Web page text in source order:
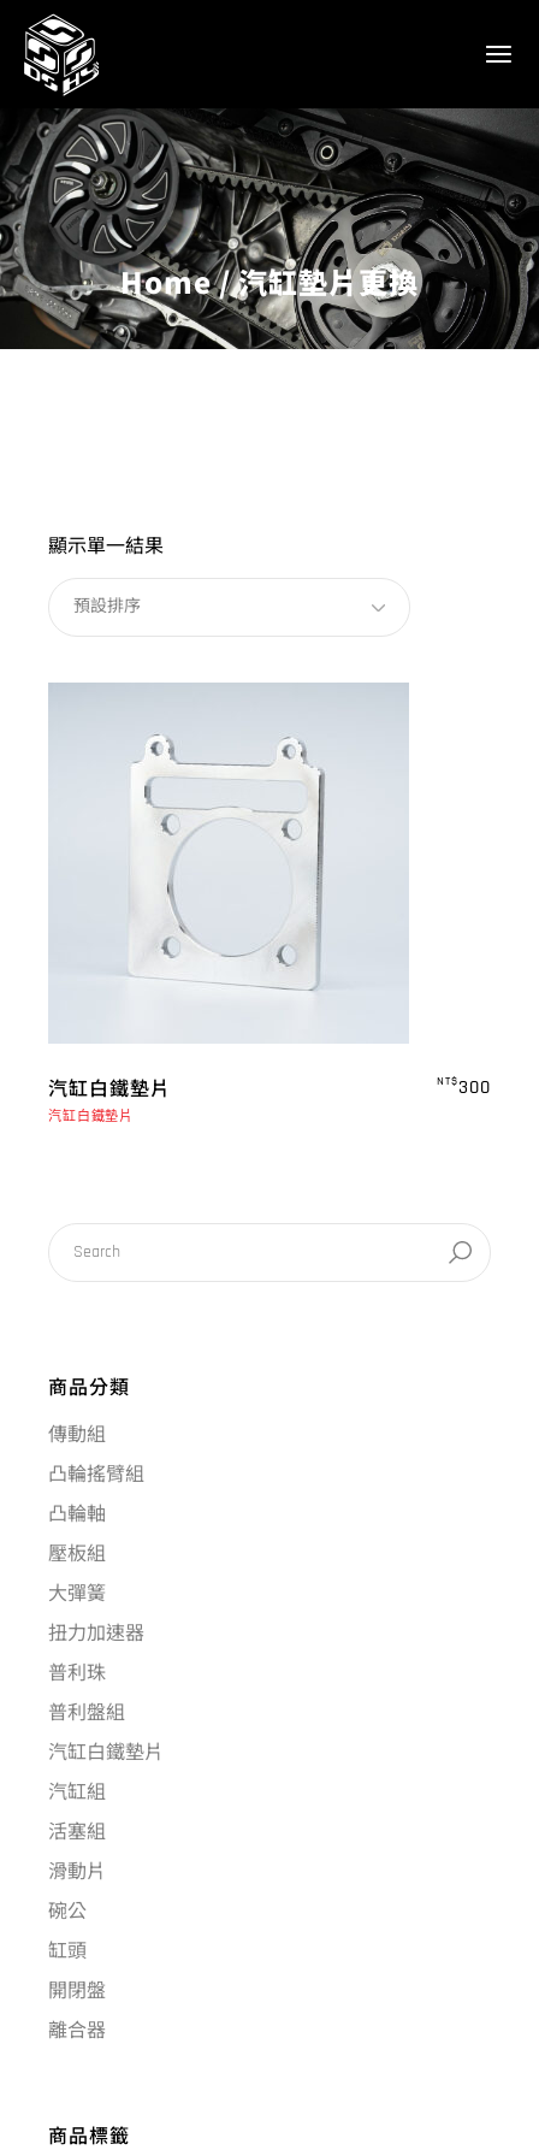
Home 汽缸墊片更換
顯示單一結果
預設排序
汽缸白鐵墊片 NT$300
汽缸白鐵墊片
商品分類
傳動組
凸輪搖臂組
凸輪軸
壓板組
大彈簧
扭力加速器
普利珠
普利盤組
汽缸白鐵墊片
汽缸組
活塞組
滑動片
碗公
缸頭
開閉盤
離合器
商品標籤